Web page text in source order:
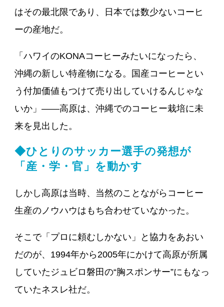
はその最北限であり、日本では数少ないコーヒ
ーの産地だ。
「ハワイのKONAコーヒーみたいになったら、
沖縄の新しい特産物になる。国産コーヒーとい
う付加価値もつけて売り出していけるんじゃな
いか」――高原は、沖縄でのコーヒー栽培に未
来を見出した。
◆ひとりのサッカー選手の発想が
「産・学・官」を動かす
しかし高原は当時、当然のことながらコーヒー
生産のノウハウはもち合わせていなかった。
そこで「プロに頼むしかない」と協力をあおい
だのが、1994年から2005年にかけて高原が所属
していたジュビロ磐田の“胸スポンサー”にもなっ
ていたネスレ社だ。